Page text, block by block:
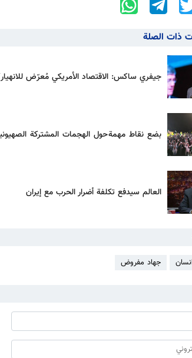
ذات الصلة
جيفري ساكس: الاقتصاد الأمريكي مُعرّض
بضع نقاط مهمة حول الهجمات المشتركة الصهيونية
العالم سيدفع تكلفة أضرار الحرب مع إيران
انسان جهاد مفروض